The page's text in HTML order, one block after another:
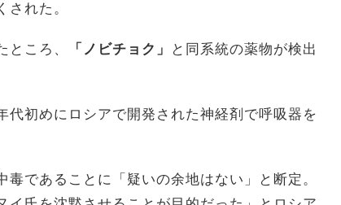
れた。
ころ、 「ノビチョク」
と同系統の薬物が検出
初めにロシアで開発された神経剤で呼吸器を
であることに「疑いの余地はない」と断定。